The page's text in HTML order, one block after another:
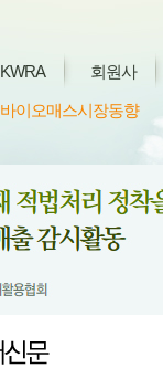
KWRA 회원사
바이오매스시장동향